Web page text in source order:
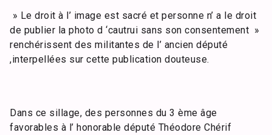
» Le droit à l’ image est sacré et personne n’ a le droit
de publier la photo d ‘cautrui sans son consentement »
renchérissent des militantes de l’ ancien député
,interpellées sur cette publication douteuse.
Dans ce sillage, des personnes du 3 ème âge
favorables à l’ honorable député Théodore Chérif